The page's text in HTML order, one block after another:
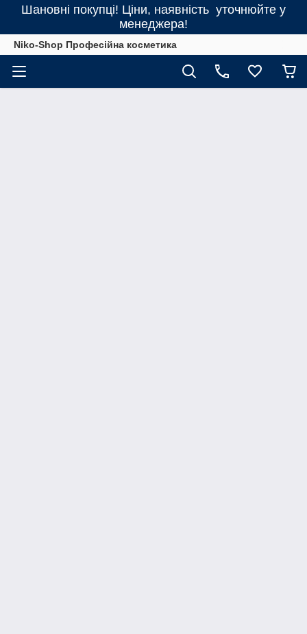
Шановні покупці! Ціни, наявність уточнюйте у
менеджера!
Niko-Shop Професійна косметика